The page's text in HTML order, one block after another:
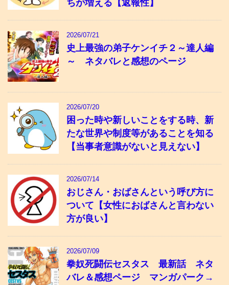
ちが増える【返報性】
2026/07/21
史上最強の弟子ケンイチ２～達人編
～ ネタバレと感想のページ
2026/07/20
困った時や新しいことをする時、新
たな世界や制度等があることを知る
【当事者意識がないと見えない】
2026/07/14
おじさん・おばさんという呼び方に
ついて【女性におばさんと言わない
方が良い】
2026/07/09
拳奴死闘伝セスタス 最新話 ネタ
バレ＆感想ページ マンガパーク→